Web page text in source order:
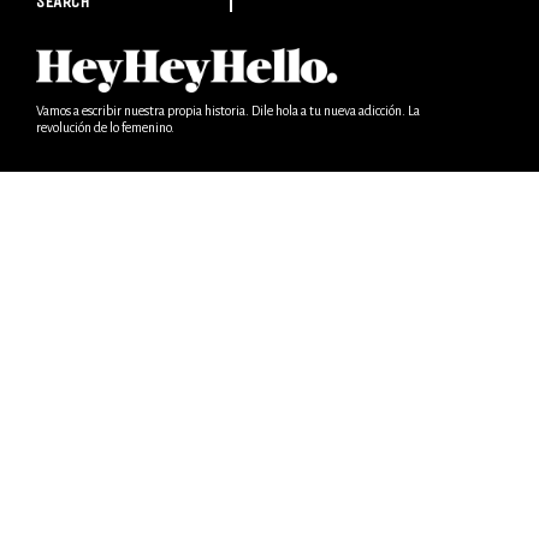
Vamos a escribir nuestra propia historia. Dile hola a tu nueva adicción. La
revolución de lo femenino.